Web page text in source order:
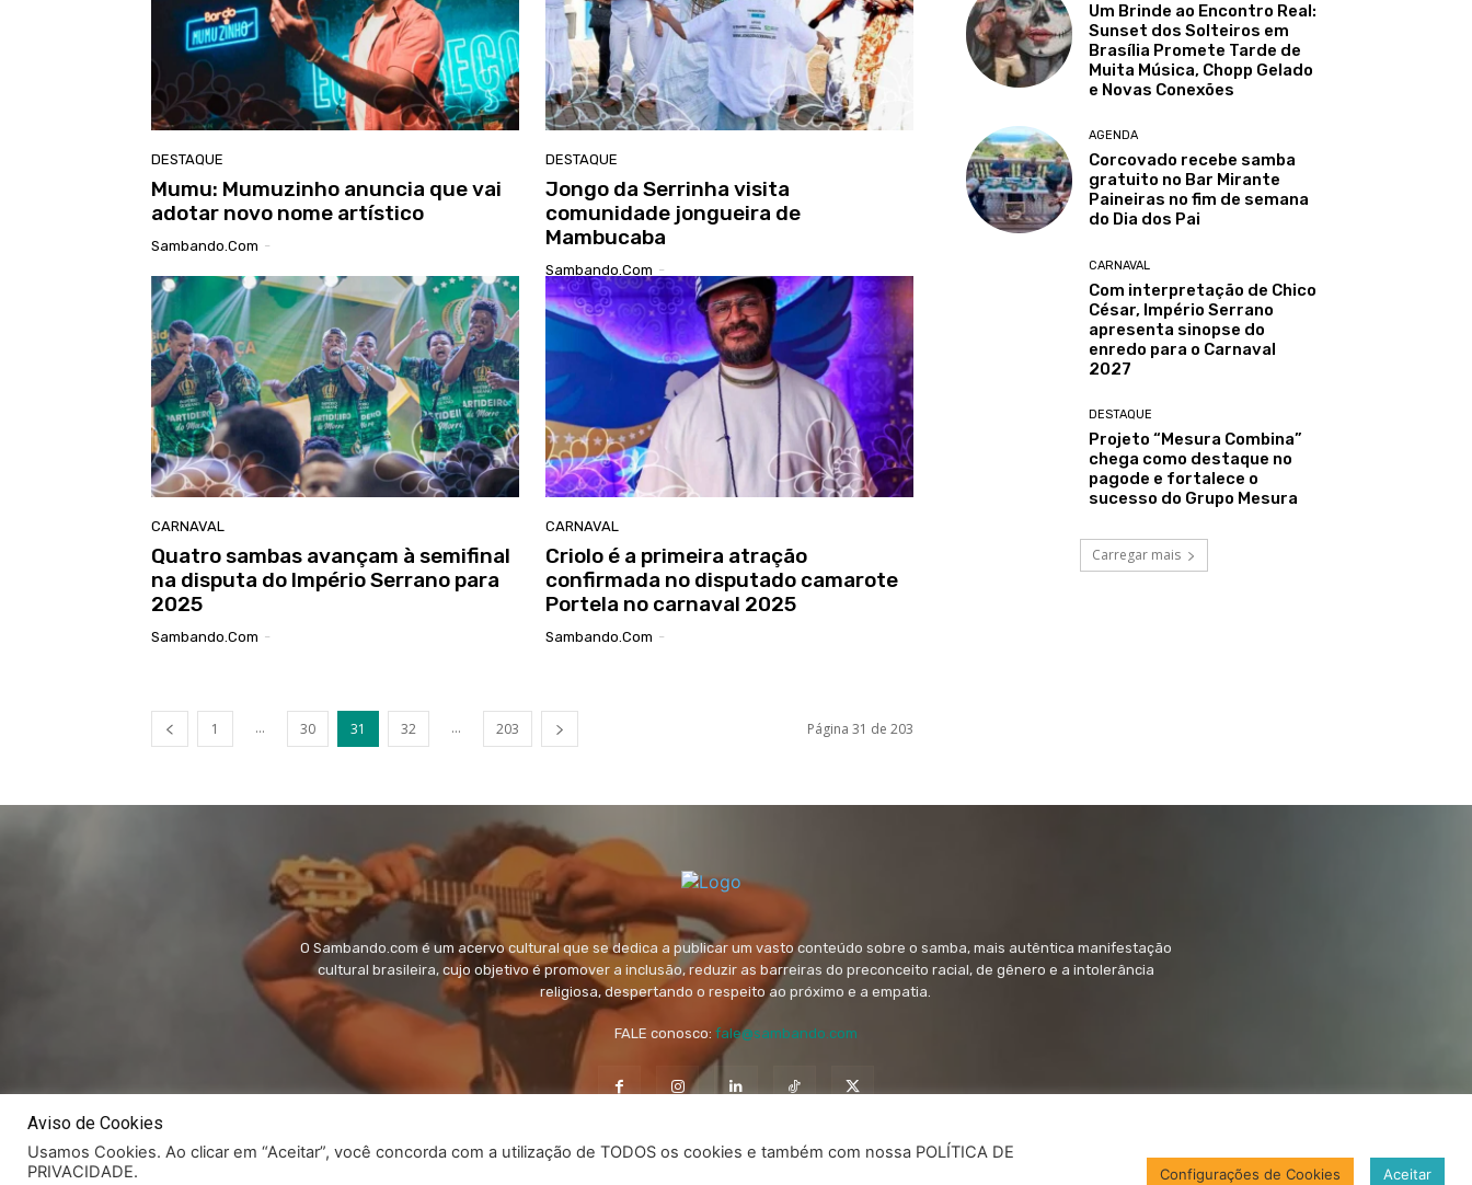
DESTAQUE
Mumu: Mumuzinho anuncia que vai
adotar novo nome artístico
Sambando.com -
DESTAQUE
Jongo da Serrinha visita
comunidade jongueira de
Mambucaba
Sambando.com -
CARNAVAL
Quatro sambas avançam à semifinal
na disputa do Império Serrano para
2025
Sambando.com -
CARNAVAL
Criolo é a primeira atração
confirmada no disputado camarote
Portela no carnaval 2025
Sambando.com -
1 ... 30 31 32 ... 203 Página 31 de 203
Um Brinde ao Encontro Real:
Sunset dos Solteiros em
Brasília Promete Tarde de
Muita Música, Chopp Gelado
e Novas Conexões
AGENDA
Corcovado recebe samba
gratuito no Bar Mirante
Paineiras no fim de semana
do Dia dos Pai
CARNAVAL
Com interpretação de Chico
César, Império Serrano
apresenta sinopse do
enredo para o Carnaval
2027
DESTAQUE
Projeto “Mesura Combina”
chega como destaque no
pagode e fortalece o
sucesso do Grupo Mesura
Carregar mais
O Sambando.com é um acervo cultural que se dedica a publicar um vasto conteúdo sobre o samba, mais autêntica manifestação
cultural brasileira, cujo objetivo é promover a inclusão, reduzir as barreiras do preconceito racial, de gênero e a intolerância
religiosa, despertando o respeito ao próximo e a empatia.
FALE conosco: fale@sambando.com
Aviso de Cookies
Usamos Cookies. Ao clicar em “Aceitar”, você concorda com a utilização de TODOS os cookies e também com nossa POLÍTICA DE
PRIVACIDADE.
Configurações de Cookies Aceitar